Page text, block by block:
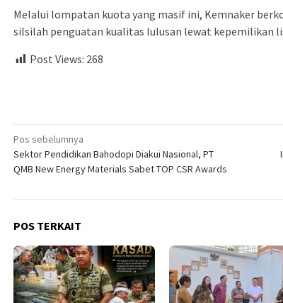
Melalui lompatan kuota yang masif ini, Kemnaker
silsilah penguatan kualitas lulusan lewat kepemilikan
Post Views: 268
Navigasi
pos
Pos sebelumnya
Sektor Pendidikan Bahodopi Diakui Nasional, PT
QMB New Energy Materials Sabet TOP CSR Awards
POS TERKAIT